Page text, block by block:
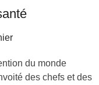
du monde
des chefs et des